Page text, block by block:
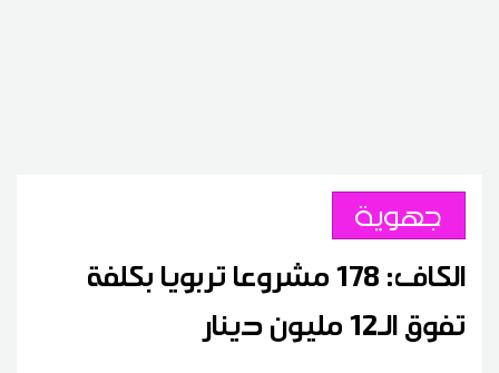
جهوية
الكاف: 178 مشروعا تربويا بكلفة
تفوق الـ12 مليون دينار